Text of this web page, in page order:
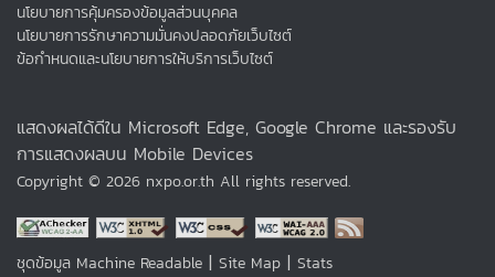
นโยบายการคุ้มครองข้อมูลส่วนบุคคล
นโยบายการรักษาความมั่นคงปลอดภัยเว็บไซต์
ข้อกำหนดและนโยบายการให้บริการเว็บไซต์
แสดงผลได้ดีใน Microsoft Edge, Google Chrome และรองรับ
การแสดงผลบน Mobile Devices
Copyright © 2026 nxpo.or.th All rights reserved.
ชุดข้อมูล Machine Readable | Site Map | Stats